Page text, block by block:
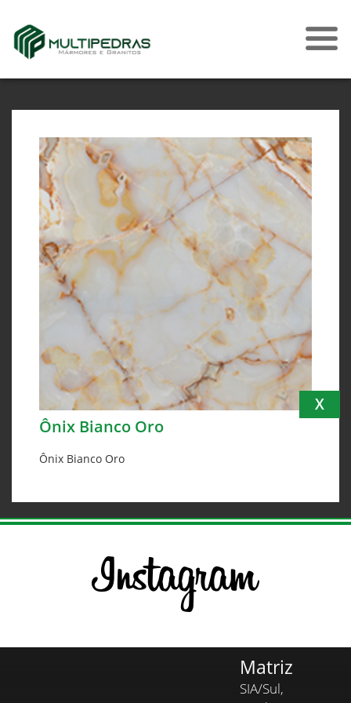
X
Ônix Bianco Oro
Ônix Bianco Oro
Matriz
SIA/Sul,